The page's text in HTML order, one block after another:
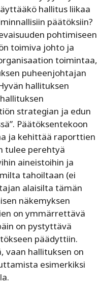
hallitus liikaa
päätöksiin?
pohtimiseen
toimiva johto ja
toimintaa,
puheenjohtajan
hallituksen
strategian ja edun
Päätöksentekoon
ja kehittää raporttien
tulee perehtyä
aineistoihin ja
tahoiltaan (ei
alaisilta tämän
näkemyksen
on ymmärrettävä
on pystyttävä
päädyttiin.
vaan hallituksen on
esimerkiksi